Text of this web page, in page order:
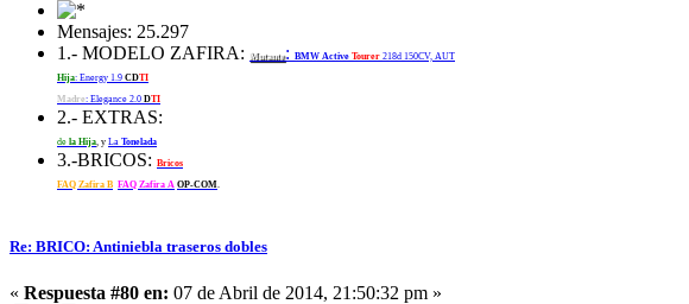
Mensajes: 25.297
1.- MODELO ZAFIRA:
Mutante: BMW Active Tourer 218d 150CV, AUT
Hija: Energy 1.9 CDTI
Madre: Elegance 2.0 DTI
2.- EXTRAS:
de la Hija , y La Tonelada
3.-BRICOS: Bricos
FAQ Zafira B FAQ Zafira A OP-COM
Re: BRICO: Antiniebla traseros dobles
« Respuesta #80 en: 07 de Abril de 2014, 21:50:32 pm »